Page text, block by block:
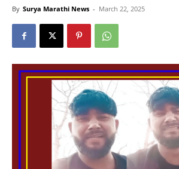
By Surya Marathi News - March 22, 2025